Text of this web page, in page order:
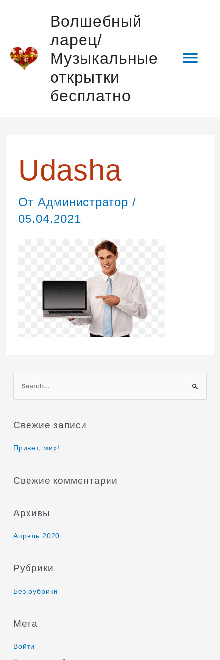
содержимому
Волшебный
ларец/
Музыкальные
открытки
бесплатно
Udasha
От Администратор /
05.04.2021
о
с
Свежие записи
Привет, мир!
Свежие комментарии
Архивы
Апрель 2020
Рубрики
Без рубрики
Мета
Войти